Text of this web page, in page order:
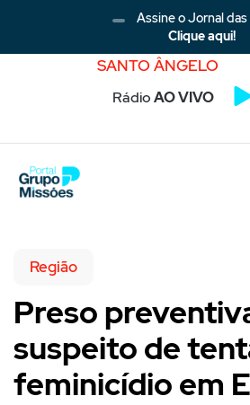
Assine o Jornal
Clique aqui!
SANTO ÂNGELO
RádioAO VIVO
Região
Preso
suspeito de
feminicídio em